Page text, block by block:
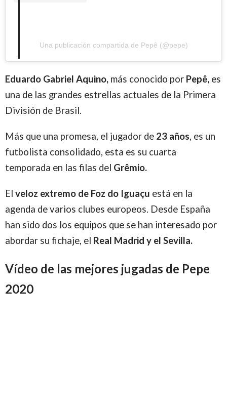
Una publicación compartida de Pepê (@pepe)
Eduardo Gabriel Aquino, más conocido por Pepê, es
una de las grandes estrellas actuales de la Primera
División de Brasil.
Más que una promesa, el jugador de 23 años, es un
futbolista consolidado, esta es su cuarta
temporada en las filas del Grêmio.
El veloz extremo de Foz do Iguaçu está en la
agenda de varios clubes europeos. Desde España
han sido dos los equipos que se han interesado por
abordar su fichaje, el Real Madrid y el Sevilla.
Vídeo de las mejores jugadas de Pepe
2020